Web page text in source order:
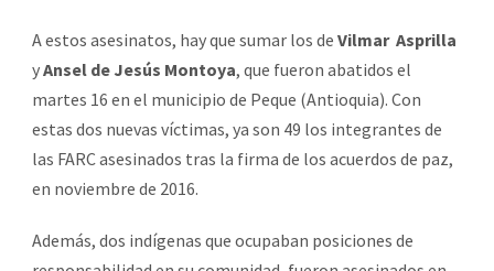
A estos asesinatos, hay que sumar los de Vilmar Asprilla
yAnsel de Jesús Montoya, que fueron abatidos el
martes 16 en el municipio de Peque (Antioquia). Con
estas dos nuevas víctimas, ya son 49 los integrantes de
las FARC asesinados tras la firma de los acuerdos de paz,
en noviembre de 2016.
Además, dos indígenas que ocupaban posiciones de